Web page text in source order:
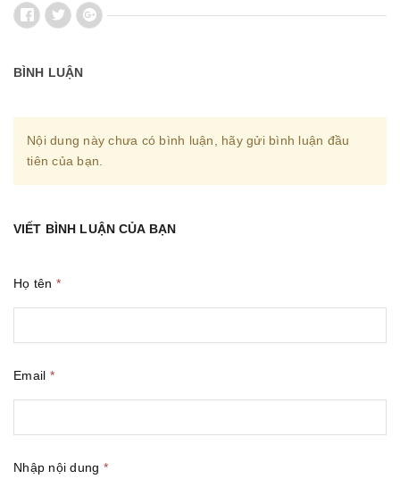
BÌNH LUẬN
Nội dung này chưa có bình luận, hãy gửi bình luận đầu
tiên của bạn.
VIẾT BÌNH LUẬN CỦA BẠN
Họ tên *
Email *
Nhập nội dung *